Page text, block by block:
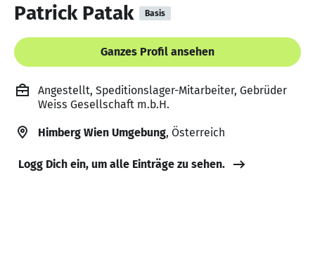
Patrick Patak Basis
Ganzes Profil ansehen
Angestellt, Speditionslager-Mitarbeiter, Gebrüder
Weiss Gesellschaft m.b.H.
Himberg Wien Umgebung, Österreich
Logg Dich ein, um alle Einträge zu sehen.